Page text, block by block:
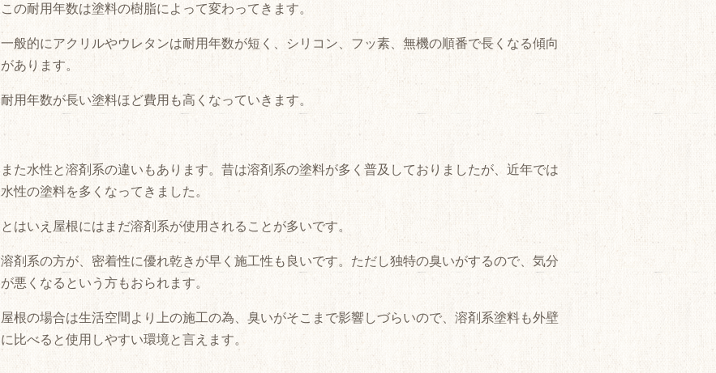
この耐用年数は塗料の樹脂によって変わってきます。
一般的にアクリルやウレタンは耐用年数が短く、シリコン、フッ素、無機の順番で長くなる傾向
があります。
耐用年数が長い塗料ほど費用も高くなっていきます。
また水性と溶剤系の違いもあります。昔は溶剤系の塗料が多く普及しておりましたが、近年では
水性の塗料を多くなってきました。
とはいえ屋根にはまだ溶剤系が使用されることが多いです。
溶剤系の方が、密着性に優れ乾きが早く施工性も良いです。ただし独特の臭いがするので、気分
が悪くなるという方もおられます。
屋根の場合は生活空間より上の施工の為、臭いがそこまで影響しづらいので、溶剤系塗料も外壁
に比べると使用しやすい環境と言えます。